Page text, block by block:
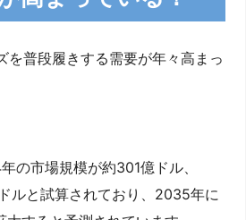
を普段履きする需要が年々高まっ
の市場規模が約301億ドル、
ルと試算されており、2035年に